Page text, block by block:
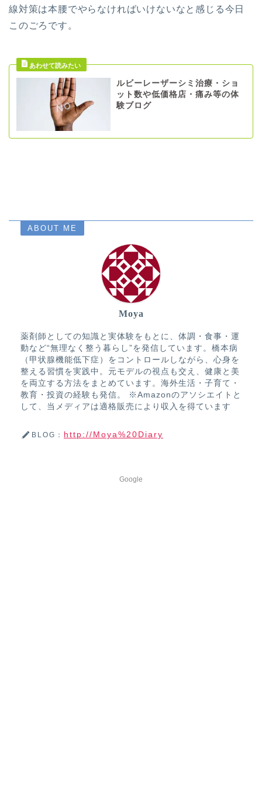
線対策は本腰でやらなければいけないなと感じる今日
このごろです。
ルビーレーザーシミ治療・ショ
ット数や低価格店・痛み等の体
験ブログ
ABOUT ME
Moya
薬剤師としての知識と実体験をもとに、体調・食事・運
動など“無理なく整う暮らし”を発信しています。橋本病
（甲状腺機能低下症）をコントロールしながら、心身を
整える習慣を実践中。元モデルの視点も交え、健康と美
を両立する方法をまとめています。海外生活・子育て・
教育・投資の経験も発信。 ※Amazonのアソシエイトと
して、当メディアは適格販売により収入を得ています
BLOG： http://Moya%20Diary
Google